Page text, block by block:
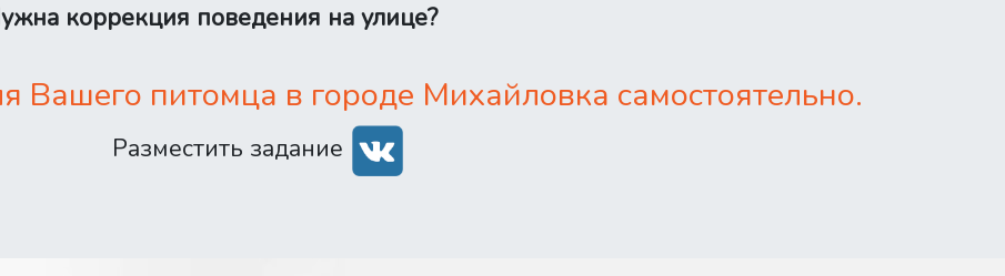
коррекция поведения на улице?
Вашего питомца в городе Михайловка самостоятельно.
Разместить задание